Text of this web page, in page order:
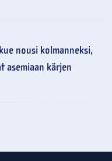
nousi kolmanneksi,
asemiaan kärjen